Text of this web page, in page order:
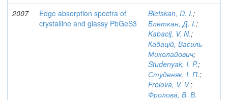
2007
Edge absorption spectra of
crystalline and glassy PbGeS3
Bletskan, D. I.;
Блеткан, Д. І.;
Kabacij, V. N.;
Кабацій, Василь
Миколайович;
Studenyak, I. P.;
Студеняк, І. П.;
Frolova, V. V.;
Фролова, В. В.